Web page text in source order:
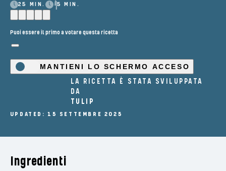
25 MIN. 5 MIN.
Puoi essere il primo a votare questa ricetta
MANTIENI LO SCHERMO ACCESO
LA RICETTA È STATA SVILUPPATA
DA
TULIP
UPDATED: 15 SETTEMBRE 2025
Ingredienti